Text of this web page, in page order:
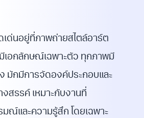
เด่นอยู่ที่ภาพถ่ายสไตล์อาร์ต
เอกลักษณ์เฉพาะตัว ทุกภาพมี
มักมีการจัดองค์ประกอบและ
สรรค์ เหมาะกับงานที่
ณ์และความรู้สึก โดยเฉพาะ